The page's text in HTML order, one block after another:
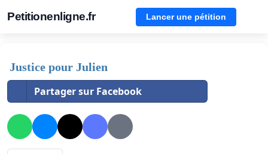
Petitionenligne.fr Lancer une pétition
Justice pour Julien
Partager sur Facebook